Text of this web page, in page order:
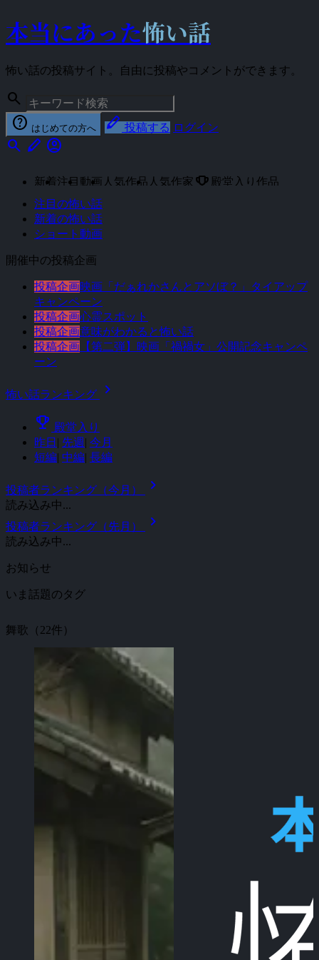
本当にあった怖い話
怖い話の投稿サイト。自由に投稿やコメントができます。
search
help はじめての方へ stylus 投稿する ログイン
search stylus account_circle
新着 注目 動画 人気作品 人気作家 emoji_events 殿堂入り作品
注目の怖い話
新着の怖い話
ショート動画
開催中の投稿企画
投稿企画映画「だぁれかさんとアソぼ？」タイアップ
キャンペーン
投稿企画心霊スポット
投稿企画意味がわかると怖い話
投稿企画 【第二弾】映画「禍禍女」公開記念キャンペ
ーン
怖い話ランキング
chevron_right
emoji_events 殿堂入り
昨日 | 先週 | 今月
短編| 中編| 長編
投稿者ランキング（今月） chevron_right
読み込み中...
投稿者ランキング（先月）
chevron_right
読み込み中...
お知らせ
いま話題のタグ
舞歌（22件）